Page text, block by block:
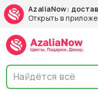
AzaliaNow:
Открыть в